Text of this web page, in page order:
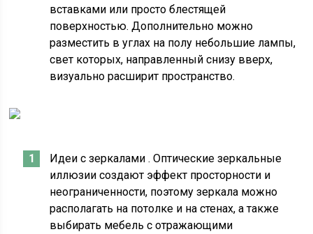
вставками или просто блестящей
поверхностью. Дополнительно можно
разместить в углах на полу небольшие лампы,
свет которых, направленный снизу вверх,
визуально расширит пространство.
Идеи с зеркалами . Оптические зеркальные
иллюзии создают эффект просторности и
неограниченности, поэтому зеркала можно
располагать на потолке и на стенах, а также
выбирать мебель с отражающими